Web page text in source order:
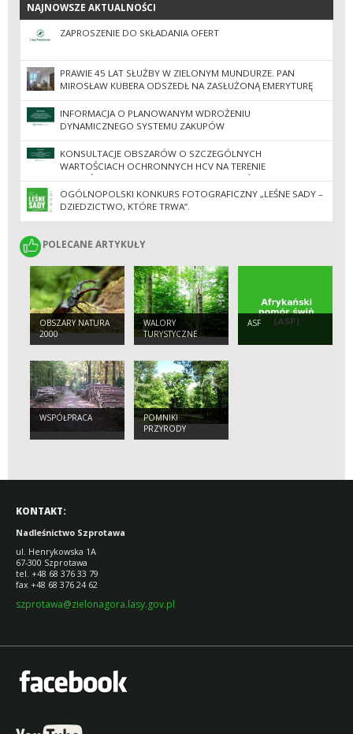
NAJNOWSZE AKTUALNOŚCI
NAJNOWSZE AKTUALNOŚCI
ZAPROSZENIE DO SKŁADANIA OFERT
PRAWIE 45 LAT SŁUŻBY W ZIELONYM MUNDURZE. PAN
MIROSŁAW KUBERA ODSZEDŁ NA ZASŁUŻONĄ EMERYTURĘ
INFORMACJA O PLANOWANYM WDROŻENIU
DYNAMICZNEGO SYSTEMU ZAKUPÓW
KONSULTACJE OBSZARÓW O SZCZEGÓLNYCH
WARTOŚCIACH OCHRONNYCH HCV NA TERENIE
NADLEŚNICTW REGIONALNEJ DYREKCJI LASÓW
PAŃSTWOWYCH W ZIELONEJ GÓRZE
OGÓLNOPOLSKI KONKURS FOTOGRAFICZNY „LEŚNE SADY –
DZIEDZICTWO, KTÓRE TRWA”.
POLECANE ARTYKUŁY
POLECANE ARTYKUŁY
OBSZARY NATURA
2000
WALORY
TURYSTYCZNE
ASF
WSPÓŁPRACA
POMNIKI
PRZYRODY
KONTAKT:
Nadleśnictwo Szprotawa
ul. Henrykowska 1A
67-300 Szprotawa
tel. +48 68 376 33 79
fax +48 68 376 24 62
szprotawa@zielonagora.lasy.gov.pl